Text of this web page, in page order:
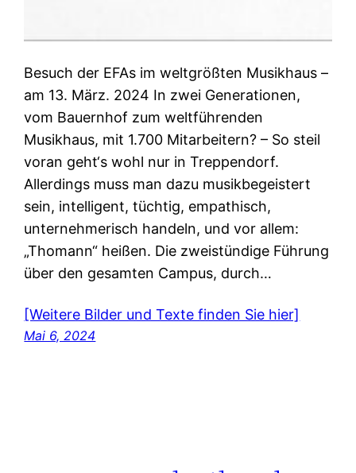
Besuch der EFAs im weltgrößten Musikhaus –
am 13. März. 2024 In zwei Generationen,
vom Bauernhof zum weltführenden
Musikhaus, mit 1.700 Mitarbeitern? – So steil
voran geht‘s wohl nur in Treppendorf.
Allerdings muss man dazu musikbegeistert
sein, intelligent, tüchtig, empathisch,
unternehmerisch handeln, und vor allem:
„Thomann“ heißen. Die zweistündige Führung
über den gesamten Campus, durch…
[Weitere Bilder und Texte finden Sie hier]
Mai 6, 2024